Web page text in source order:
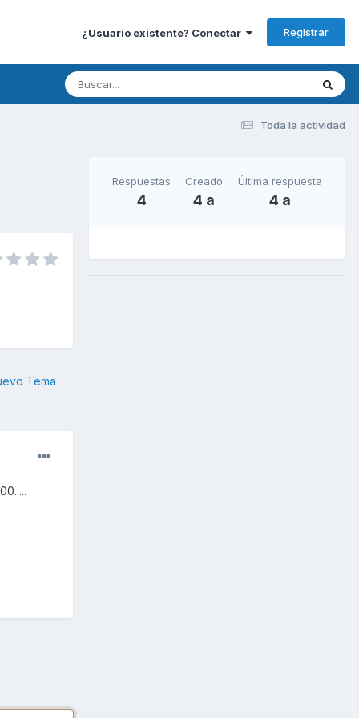
¿Usuario existente? Conectar Registrar
Toda la actividad
Tema
Respuestas
4
Creado
4 a
Última respuesta
4 a